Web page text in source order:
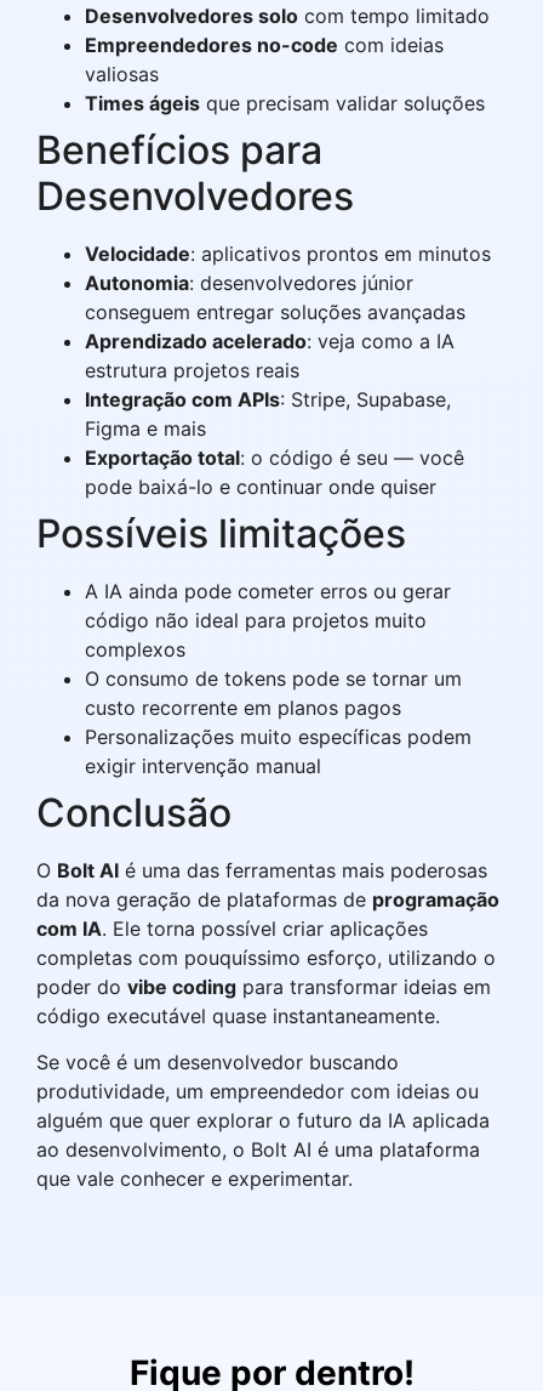
Desenvolvedores solo com tempo limitado
Empreendedores no-code com ideias
valiosas
Times ágeis que precisam validar soluções
Benefícios para
Desenvolvedores
Velocidade: aplicativos prontos em minutos
Autonomia: desenvolvedores júnior
conseguem entregar soluções avançadas
Aprendizado acelerado: veja como a IA
estrutura projetos reais
Integração com APIs: Stripe, Supabase,
Figma e mais
Exportação total: o código é seu — você
pode baixá-lo e continuar onde quiser
Possíveis limitações
A IA ainda pode cometer erros ou gerar
código não ideal para projetos muito
complexos
O consumo de tokens pode se tornar um
custo recorrente em planos pagos
Personalizações muito específicas podem
exigir intervenção manual
Conclusão
O Bolt AI é uma das ferramentas mais poderosas
da nova geração de plataformas de programação
com IA. Ele torna possível criar aplicações
completas com pouquíssimo esforço, utilizando o
poder do vibe coding para transformar ideias em
código executável quase instantaneamente.
Se você é um desenvolvedor buscando
produtividade, um empreendedor com ideias ou
alguém que quer explorar o futuro da IA aplicada
ao desenvolvimento, o Bolt AI é uma plataforma
que vale conhecer e experimentar.
Fique por dentro!